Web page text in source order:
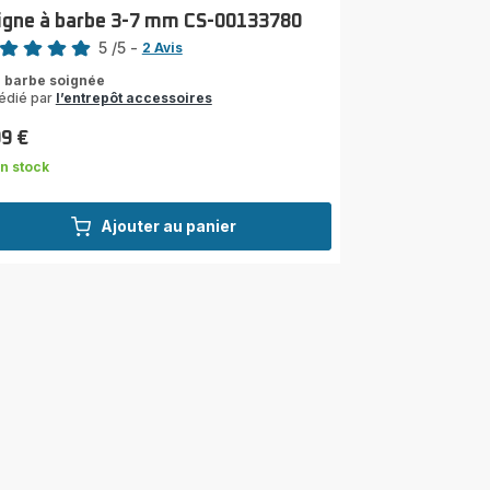
Ajouter au panier
à barbe 3-7 mm CS-00133780
5 /5 - 2 Avis
barbe soignée
par l’entrepôt accessoires
€
stock